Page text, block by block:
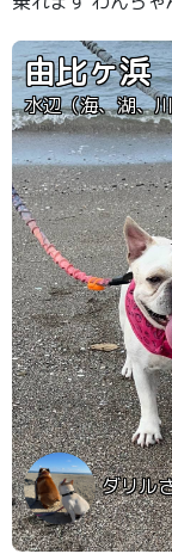
由比ヶ浜
水辺（海、湖、
ダリル